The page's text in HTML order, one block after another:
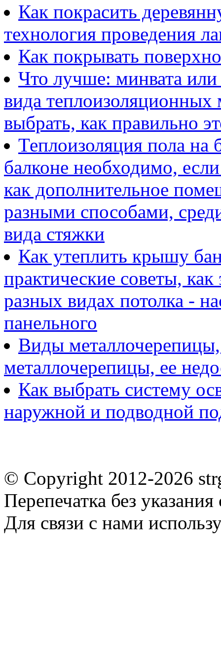
Как покрасить
технология проведения
Как покрывать
Что лучше: минвата или
вида теплоизоляционных
выбрать, как правильно
Теплоизоляция пола на
балконе необходимо,
как дополнительное
разными способами,
вида стяжки
Как утеплить крышу
практические советы,
разных видах потолка -
панельного
Виды
металлочерепицы, ее
Как выбрать систему
наружной и подводной
© Copyright 2012-2026
Перепечатка без
Для связи с нами